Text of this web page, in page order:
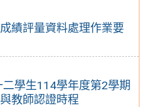
績評量資料處理作業要
二學生114學年度第2學期
教師認證時程